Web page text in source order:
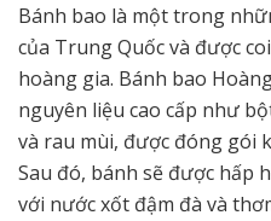
Bánh bao là một trong
của Trung Quốc và được
hoàng gia. Bánh bao
nguyên liệu cao cấp như
và rau mùi, được đóng gói
Sau đó, bánh sẽ được hấp
với nước xốt đậm đà và